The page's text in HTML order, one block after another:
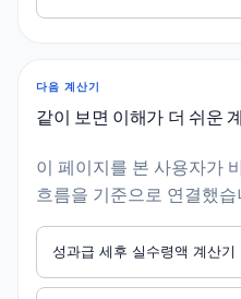
다음 계산기
같이 보면 이해가 더 쉬운
이 페이지를 본 사용자가
흐름을 기준으로 연결했습
성과급 세후 실수령액 계산기